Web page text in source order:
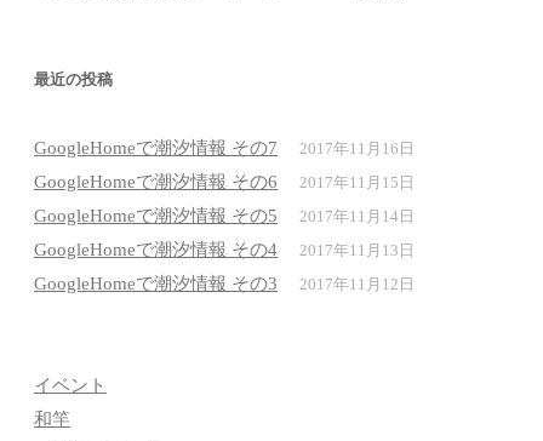
最近の投稿
GoogleHomeで潮汐情報 その7 2017年11月16日
GoogleHomeで潮汐情報 その6 2017年11月15日
GoogleHomeで潮汐情報 その5 2017年11月14日
GoogleHomeで潮汐情報 その4 2017年11月13日
GoogleHomeで潮汐情報 その3 2017年11月12日
イベント
和竿